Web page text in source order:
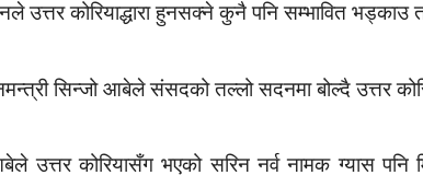
उत्तर कोरियाद्धारा हुनसक्ने कुनै पनि सम्भावित
सिन्जो आबेले संसदको तल्लो सदनमा बोल्दै उत्तर
उत्तर कोरियासँग भएको सरिन नर्व नामक ग्यास